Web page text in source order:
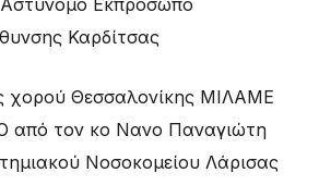
Καρδίτσας
χορού Θεσσαλονίκης ΜΙΛΑΜΕ
από τον κο Νανο Παναγιώτη
Νοσοκομείου Λάρισας